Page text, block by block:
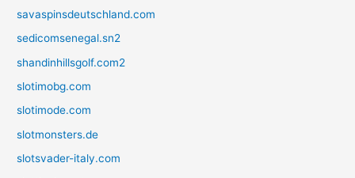
savaspinsdeutschland.com
sedicomsenegal.sn2
shandinhillsgolf.com2
slotimobg.com
slotimode.com
slotmonsters.de
slotsvader-italy.com